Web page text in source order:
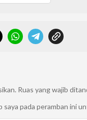
Ruas yang wajib
saya pada peramban ini